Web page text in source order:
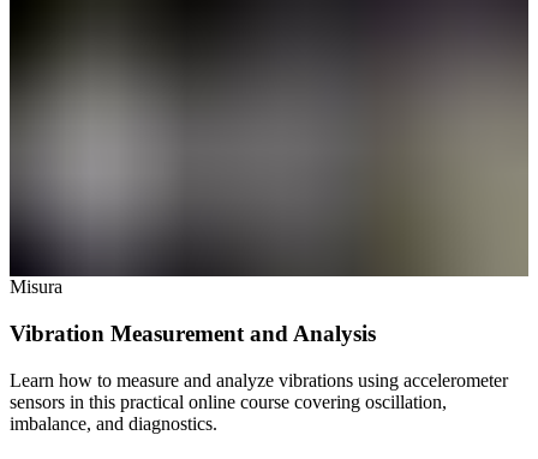
Misura
Vibration Measurement and Analysis
Learn how to measure and analyze vibrations using accelerometer
sensors in this practical online course covering oscillation,
imbalance, and diagnostics.